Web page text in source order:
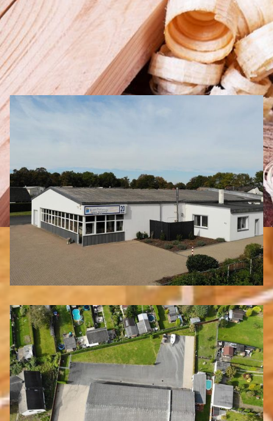
Unser Betrieb: